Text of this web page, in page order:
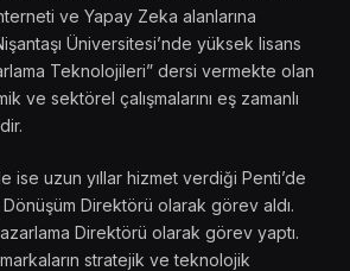
ve Yapay Zeka alanlarına
Üniversitesi’nde yüksek lisans
Teknolojileri” dersi vermekte olan
ve sektörel çalışmalarını eş zamanlı
ise uzun yıllar hizmet verdiği Penti’de
Direktörü olarak görev aldı.
Direktörü olarak görev yaptı.
stratejik ve teknolojik